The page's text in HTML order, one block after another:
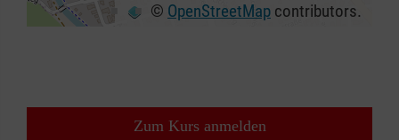
© OpenStreetMap contributors.
Zum Kurs anmelden